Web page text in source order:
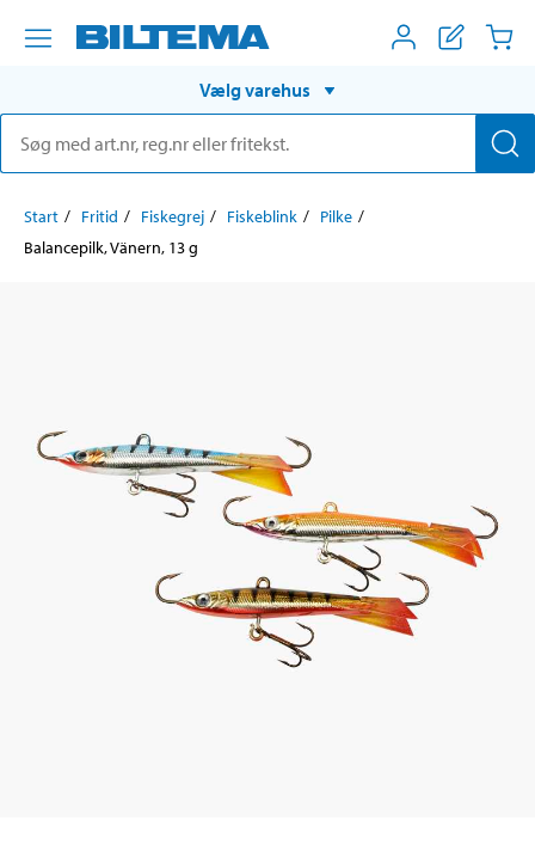
Vælg varehus
Start Fritid Fiskegrej Fiskeblink
Pilke
Balancepilk, Vänern, 13 g